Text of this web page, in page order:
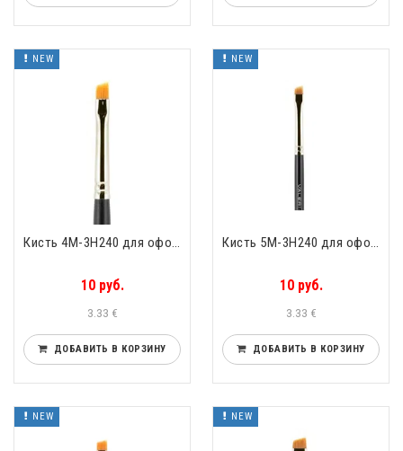
NEW
10 руб.
3.33 €
ДОБАВИТЬ В КОРЗИНУ
NEW
10 руб.
3.33 €
ДОБАВИТЬ В КОРЗИНУ
NEW NEW